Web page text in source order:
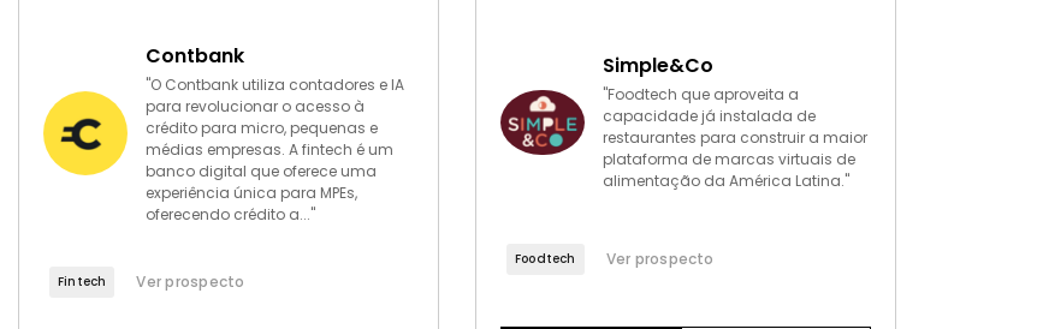
Contbank
"O Contbank utiliza contadores e IA
para revolucionar o acesso à
crédito para micro, pequenas e
médias empresas. A fintech é um
banco digital que oferece uma
experiência única para MPEs,
oferecendo crédito a..."
Fintech Ver prospecto
Simple&Co
"Foodtech que aproveita a
capacidade já instalada de
restaurantes para construir a maior
plataforma de marcas virtuais de
alimentação da América Latina."
Foodtech Ver prospecto